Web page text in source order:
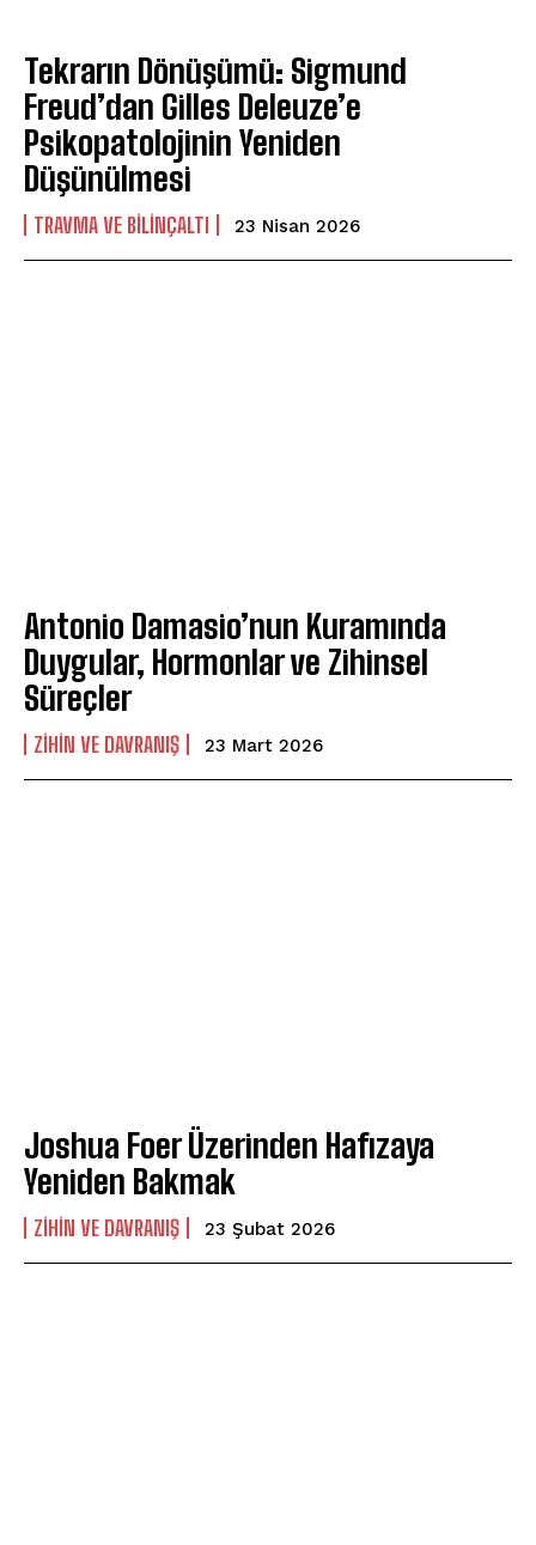
Tekrarın Dönüşümü: Sigmund
Freud’dan Gilles Deleuze’e
Psikopatolojinin Yeniden
Düşünülmesi
⁠TRAVMA VE BILINÇALTI 23 Nisan 2026
Antonio Damasio’nun Kuramında
Duygular, Hormonlar ve Zihinsel
Süreçler
⁠ZIHIN VE DAVRANIŞ 23 Mart 2026
Joshua Foer Üzerinden Hafızaya
Yeniden Bakmak
⁠ZIHIN VE DAVRANIŞ 23 Şubat 2026